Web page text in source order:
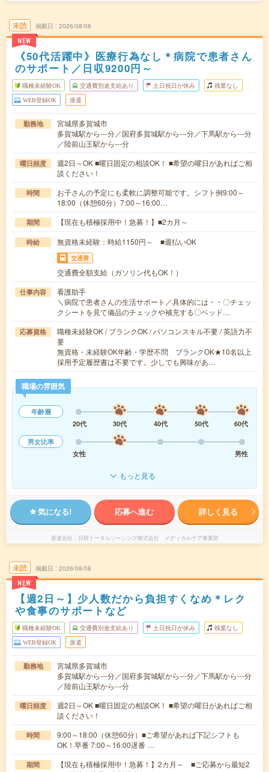
未読
NEW
掲載日 2026/08/08
《50代活躍中》医療行為なし＊病院で患者さん
のサポート／日収9200円～
職種未経験OK 交通費別途支給あり 土日祝日が休み 残業なし
WEB登録OK 派遣
勤務地
宮城県多賀城市
多賀城駅から---分／国府多賀城駅から---分／下馬駅から---分
／陸前山王駅から---分
曜日頻度
週2日～OK ■曜日固定の相談OK！ ■希望の曜日があればご相
談ください！
時間
お子さんの予定にも柔軟に調整可能です。シフト例9:00～
18:00（休憩60分）7:00～16:00…
期間 【現在も積極採用中！急募！】■2カ月～
時給 無資格未経験：時給1150円～ ■週払いOK
交通費
交通費全額支給（ガソリン代もOK！）
仕事内容
看護助手
＼病院で患者さんの生活サポート／具体的には・・〇チェッ
クシートを見て備品のチェックや補充する〇ベッド…
応募資格
職種未経験OK / ブランクOK / パソコンスキル不要 / 英語力不
要
無資格・未経験OK年齢・学歴不問 ブランクOK★10名以上
採用予定履歴書は不要です。少しでも興味があ…
職場の雰囲気
年齢層
20代
30代 40代 50代
60代
男女比率
女性
男性
もっと見る
気になる! 応募へ進む 詳しく見る
派遣会社 日研トータルソーシング株式会社 メディカルケア事業部
未読
NEW
掲載日 2026/08/08
【週2日～】少人数だから負担すくなめ＊レク
や食事のサポートなど
職種未経験OK 交通費別途支給あり 土日祝日が休み 残業なし
WEB登録OK 派遣
勤務地
宮城県多賀城市
多賀城駅から---分／国府多賀城駅から---分／下馬駅から---分
／陸前山王駅から---分
曜日頻度
週2日～OK ■曜日固定の相談OK！ ■希望の曜日があればご相
談ください！
時間
9:00～18:00（休憩60分）■ご希望があれば下記シフトも
OK！早番 7:00～16:00遅番 …
期間
【現在も積極採用中！急募！】2カ月～ ■ご応募から最短2